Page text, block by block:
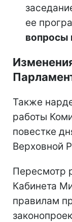
ее
вопросы
Также
работы
повестке
Верховной
Пересмотр
Кабинета
правилам